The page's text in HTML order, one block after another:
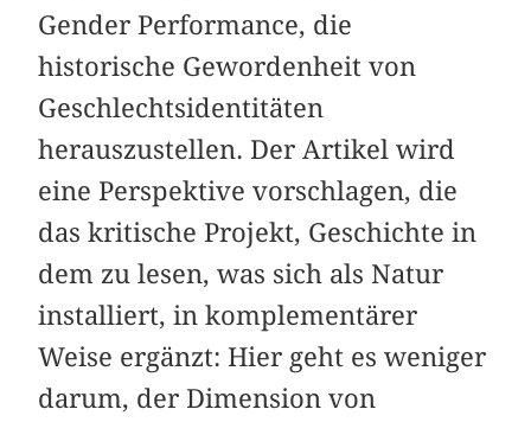
Gender Performance, die
historische Gewordenheit von
Geschlechtsidentitäten
herauszustellen. Der Artikel wird
eine Perspektive vorschlagen, die
das kritische Projekt, Geschichte in
dem zu lesen, was sich als Natur
installiert, in komplementärer
Weise ergänzt: Hier geht es weniger
darum, der Dimension von